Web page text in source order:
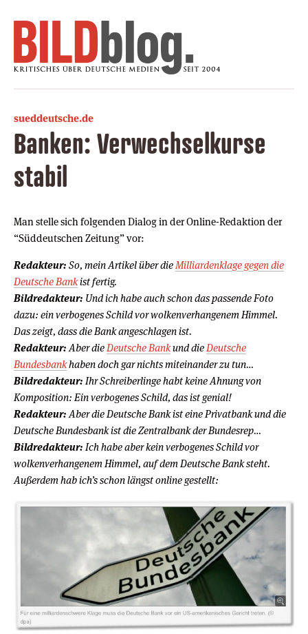
sueddeutsche.de
Banken: Verwechselkurse
stabil
Man stelle sich folgenden Dialog in der Online-Redaktion der
“Süddeutschen Zeitung” vor:
Redakteur: So, mein Artikel über die Milliardenklage gegen die
Deutsche Bankist fertig.
Bildredakteur: Und ich habe auch schon das passende Foto
dazu: ein verbogenes Schild vor wolkenverhangenem Himmel.
Das zeigt, dass die Bank angeschlagen ist.
Redakteur: Aber die Deutsche Bankund die Deutsche
Bundesbankhaben doch gar nichts miteinander zu tun…
Bildredakteur: Ihr Schreiberlinge habt keine Ahnung von
Komposition: Ein verbogenes Schild, das ist genial!
Redakteur: Aber die Deutsche Bank ist eine Privatbank und die
Deutsche Bundesbank ist die Zentralbank der Bundesrep…
Bildredakteur: Ich habe aber kein verbogenes Schild vor
wolkenverhangenem Himmel, auf dem Deutsche Bank steht.
Außerdem hab ich’s schon längst online gestellt: